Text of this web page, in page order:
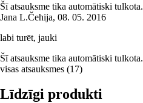
Šī atsauksme tika automātiski tulkota.
Jana L.Čehija, 08. 05. 2016
labi turēt, jauki
Šī atsauksme tika automātiski tulkota.
visas atsauksmes (17)
Līdzīgi produkti